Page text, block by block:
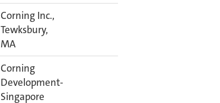
Corning Inc.,
Tewksbury,
MA
Corning
Development-
Singapore